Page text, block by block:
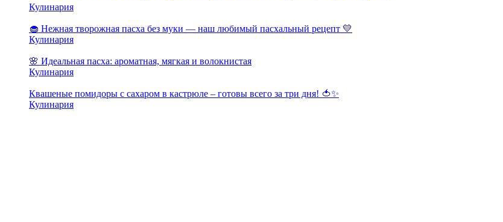
Кулинария
🧁 Нежная творожная пасха без муки — наш любимый пасхальный рецепт 💛
Кулинария
🌸 Идеальная пасха: ароматная, мягкая и волокнистая
Кулинария
Квашеные помидоры с сахаром в кастрюле – готовы всего за три дня! 🍅✨
Кулинария